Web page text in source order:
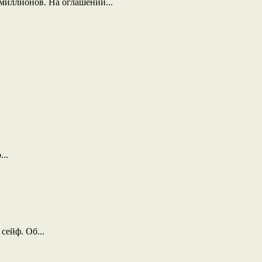
На оглашении...
сейф. Об...